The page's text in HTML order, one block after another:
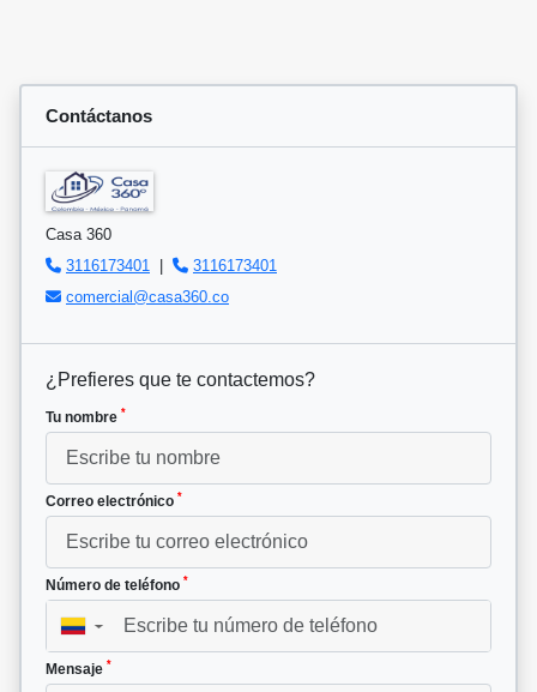
Contáctanos
Casa 360
3116173401
|
3116173401
comercial@casa360.co
¿Prefieres que te contactemos?
Tu nombre *
Correo electrónico *
Número de teléfono *
▼
Mensaje *